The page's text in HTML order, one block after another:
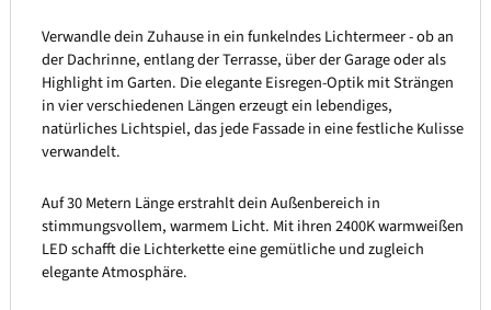
Verwandle dein Zuhause in ein funkelndes Lichtermeer - ob an
der Dachrinne, entlang der Terrasse, über der Garage oder als
Highlight im Garten. Die elegante Eisregen-Optik mit Strängen
in vier verschiedenen Längen erzeugt ein lebendiges,
natürliches Lichtspiel, das jede Fassade in eine festliche Kulisse
verwandelt.
Auf 30 Metern Länge erstrahlt dein Außenbereich in
stimmungsvollem, warmem Licht. Mit ihren 2400K warmweißen
LED schafft die Lichterkette eine gemütliche und zugleich
elegante Atmosphäre.